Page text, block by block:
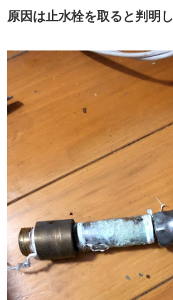
原因は止水栓を取ると判明し